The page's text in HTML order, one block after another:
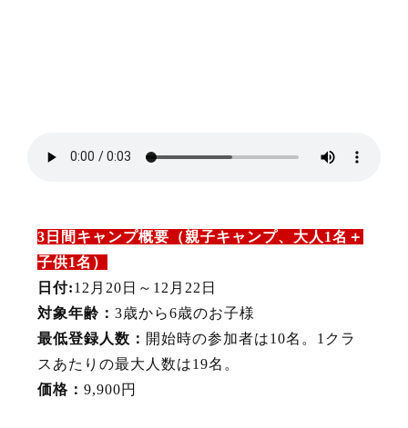
3日間キャンプ概要（親子キャンプ、大人1名＋
子供1名）
日付:12月20日～12月22日
対象年齢： 3歳から6歳のお子様
最低登録人数： 開始時の参加者は10名。1クラ
スあたりの最大人数は19名。
価格： 9,900円